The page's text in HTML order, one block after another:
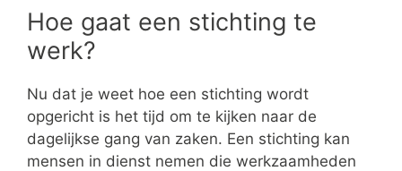
Hoe gaat een stichting te
werk?
Nu dat je weet hoe een stichting wordt
opgericht is het tijd om te kijken naar de
dagelijkse gang van zaken. Een stichting kan
mensen in dienst nemen die werkzaamheden